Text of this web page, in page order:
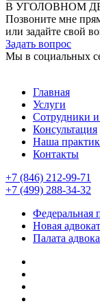
В УГОЛОВНОМ
Позвоните мне
или задайте свой
Задать вопрос
Мы в социальных
Главная
Услуги
Сотрудники
Консультация
Наша
Контакты
+7 (846) 212-99-71
+7 (499) 288-34-32
Федеральная
Новая
Палата